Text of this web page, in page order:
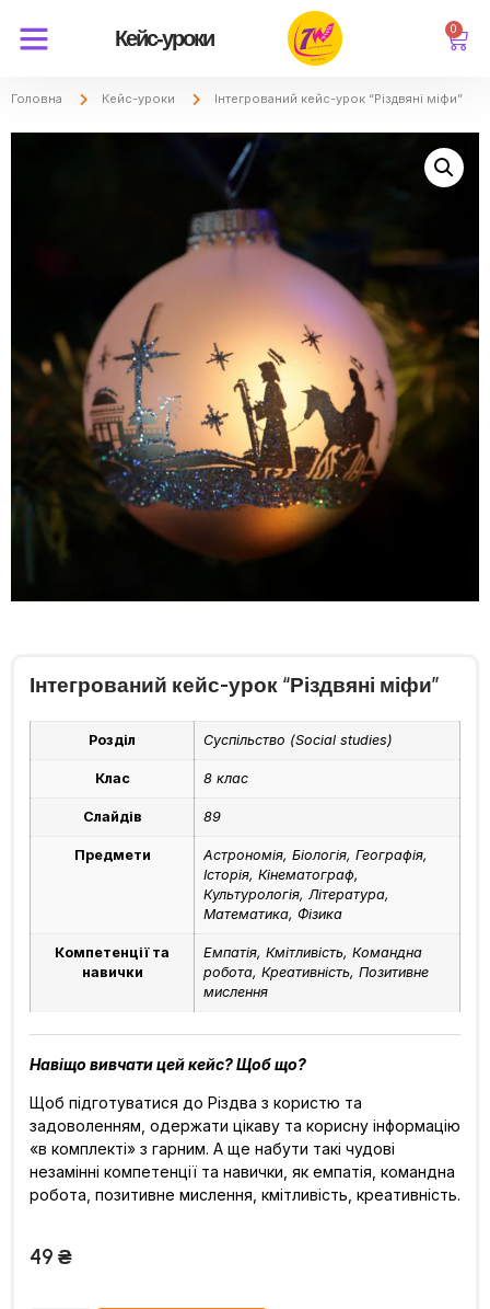
Кейс-уроки 0
Головна Кейс-уроки Інтегрований кейс-урок “Різдвяні міфи”
Інтегрований кейс-урок “Різдвяні міфи”
Розділ Суспільство (Social studies)
Клас 8 клас
Слайдів 89
Предмети
Астрономія, Біологія, Географія,
Історія, Кінематограф,
Культурологія, Література,
Математика, Фізика
Компетенції та
навички
Емпатія, Кмітливість, Командна
робота, Креативність, Позитивне
мислення
Навіщо вивчати цей кейс? Щоб що?
Щоб підготуватися до Різдва з користю та
задоволенням, одержати цікаву та корисну інформацію
«в комплекті» з гарним. А ще набути такі чудові
незамінні компетенції та навички, як емпатія, командна
робота, позитивне мислення, кмітливість, креативність.
49 ₴